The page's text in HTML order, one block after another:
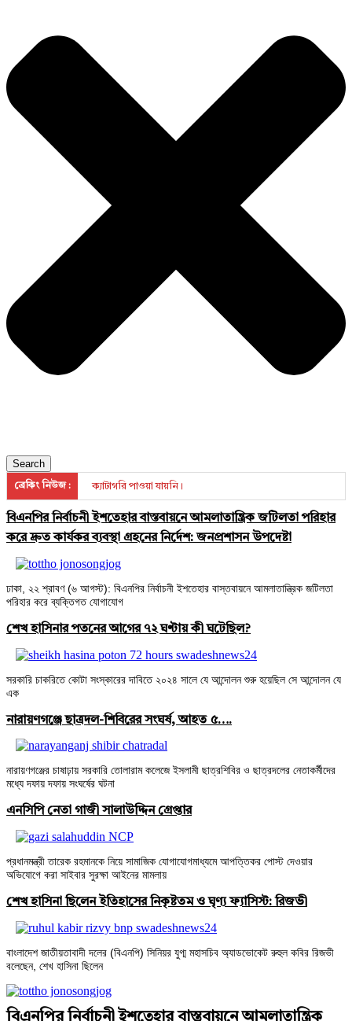
Search
ব্রেকিং নিউজ : ক্যাটাগরি পাওয়া যায়নি।
বিএনপির নির্বাচনী ইশতেহার বাস্তবায়নে আমলাতান্ত্রিক জটিলতা পরিহার
করে দ্রুত কার্যকর ব্যবস্থা গ্রহনের নির্দেশ: জনপ্রশাসন উপদেষ্টা
ঢাকা, ২২ শ্রাবণ (৬ আগস্ট): বিএনপির নির্বাচনী ইশতেহার বাস্তবায়নে আমলাতান্ত্রিক জটিলতা
পরিহার করে ব্যক্তিগত যোগাযোগ
শেখ হাসিনার পতনের আগের ৭২ ঘণ্টায় কী ঘটেছিল?
সরকারি চাকরিতে কোটা সংস্কারের দাবিতে ২০২৪ সালে যে আন্দোলন শুরু হয়েছিল সে আন্দোলন যে
এক
‎নারায়ণগঞ্জে ছাত্রদল-শিবিরের সংঘর্ষ, আহত ৫….
নারায়ণগঞ্জের চাষাঢ়ায় সরকারি তোলারাম কলেজে ইসলামী ছাত্রশিবির ও ছাত্রদলের নেতাকর্মীদের
মধ্যে দফায় দফায় সংঘর্ষের ঘটনা
এনসিপি নেতা গাজী সালাউদ্দিন গ্রেপ্তার
প্রধানমন্ত্রী তারেক রহমানকে নিয়ে সামাজিক যোগাযোগমাধ্যমে আপত্তিকর পোস্ট দেওয়ার
অভিযোগে করা সাইবার সুরক্ষা আইনের মামলায়
শেখ হাসিনা ছিলেন ইতিহাসের নিকৃষ্টতম ও ঘৃণ্য ফ্যাসিস্ট: রিজভী
বাংলাদেশ জাতীয়তাবাদী দলের (বিএনপি) সিনিয়র যুগ্ম মহাসচিব অ্যাডভোকেট রুহুল কবির রিজভী
বলেছেন, শেখ হাসিনা ছিলেন